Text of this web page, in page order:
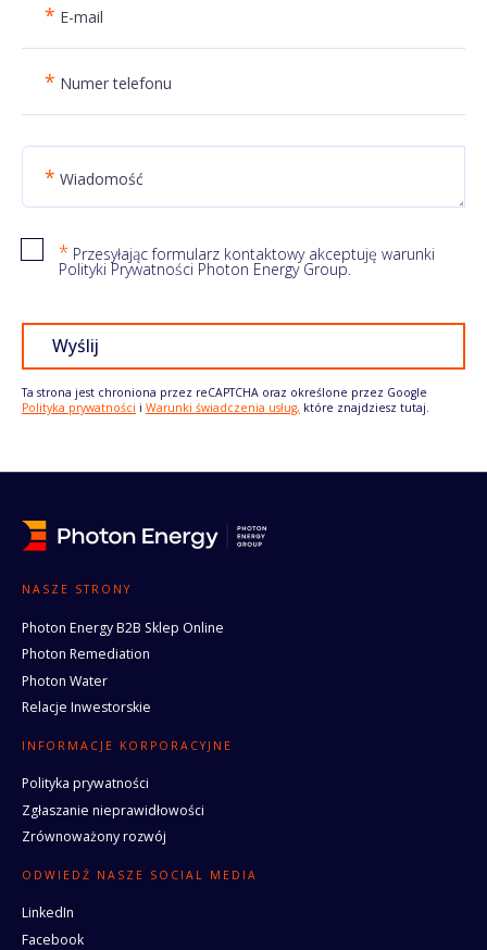
* E-mail
* Numer telefonu
* Wiadomość
* Przesyłając formularz kontaktowy akceptuję warunki
Polityki Prywatności Photon Energy Group.
Wyślij
Ta strona jest chroniona przez reCAPTCHA oraz określone przez Google
Polityka prywatności i Warunki świadczenia usług, które znajdziesz tutaj.
NASZE STRONY
Photon Energy B2B Sklep Online
Photon Remediation
Photon Water
Relacje Inwestorskie
INFORMACJE KORPORACYJNE
Polityka prywatności
Zgłaszanie nieprawidłowości
Zrównoważony rozwój
ODWIEDŹ NASZE SOCIAL MEDIA
LinkedIn
Facebook